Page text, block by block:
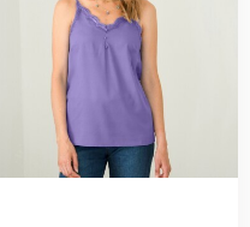
ramínka. Mezi košíčky
mašlička. Dvojité nebo
trojité háčkové zapínání
na 3 pozice dle
velikosti. Bez kostic.